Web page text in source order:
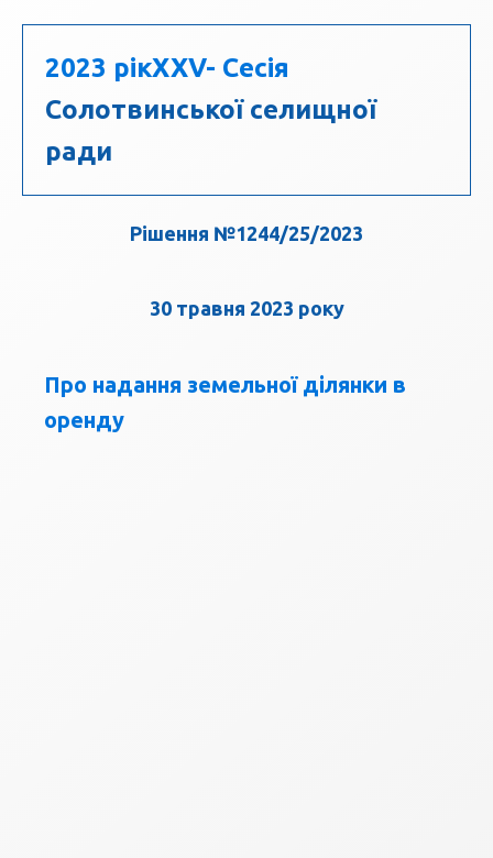
2023 рікХХV- Сесія
Солотвинської селищної
ради
Рішення №1244/25/2023
30 травня 2023 року
Про надання земельної ділянки в
оренду